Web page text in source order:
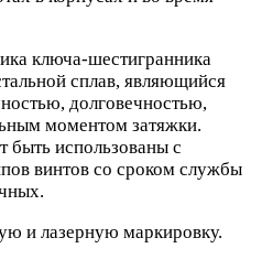
ключа-шестигранника
сплав, являющийся
долговечностью,
моментом затяжки.
быть использованы с
винтов со сроком службы
и лазерную маркировку.